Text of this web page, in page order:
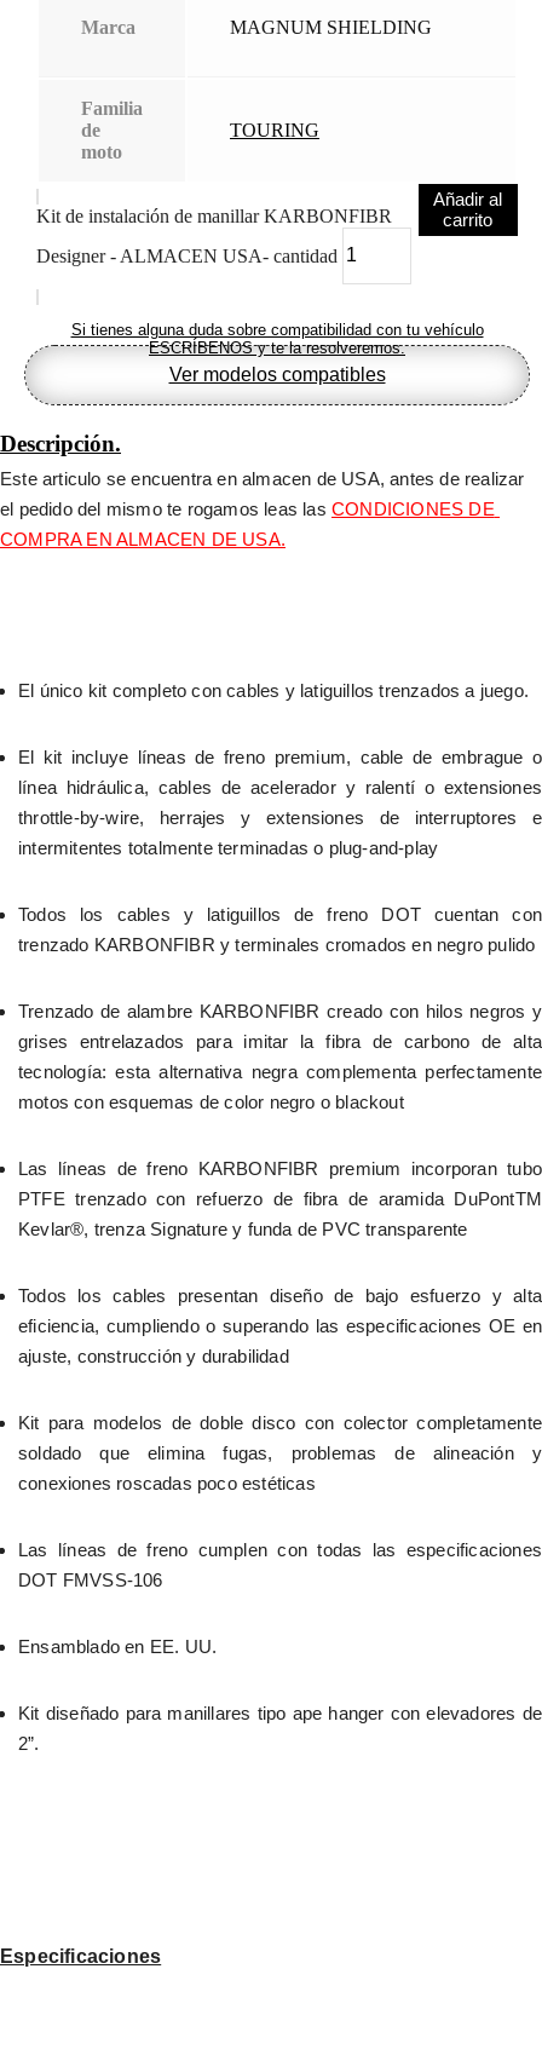
Marca MAGNUM SHIELDING
Familia
de
moto
TOURING
Kit de instalación de manillar KARBONFIBR
Designer - ALMACEN USA- cantidad
Añadir al
carrito
Si tienes alguna duda sobre compatibilidad con tu vehículo
ESCRÍBENOS y te la resolveremos.
Ver modelos compatibles
Descripción.
Este articulo se encuentra en almacen de USA, antes de realizar
el pedido del mismo te rogamos leas las CONDICIONES DE
COMPRA EN ALMACEN DE USA.
El único kit completo con cables y latiguillos trenzados a juego.
El kit incluye líneas de freno premium, cable de embrague o
línea hidráulica, cables de acelerador y ralentí o extensiones
throttle-by-wire, herrajes y extensiones de interruptores e
intermitentes totalmente terminadas o plug-and-play
Todos los cables y latiguillos de freno DOT cuentan con
trenzado KARBONFIBR y terminales cromados en negro pulido
Trenzado de alambre KARBONFIBR creado con hilos negros y
grises entrelazados para imitar la fibra de carbono de alta
tecnología: esta alternativa negra complementa perfectamente
motos con esquemas de color negro o blackout
Las líneas de freno KARBONFIBR premium incorporan tubo
PTFE trenzado con refuerzo de fibra de aramida DuPontTM
Kevlar®, trenza Signature y funda de PVC transparente
Todos los cables presentan diseño de bajo esfuerzo y alta
eficiencia, cumpliendo o superando las especificaciones OE en
ajuste, construcción y durabilidad
Kit para modelos de doble disco con colector completamente
soldado que elimina fugas, problemas de alineación y
conexiones roscadas poco estéticas
Las líneas de freno cumplen con todas las especificaciones
DOT FMVSS-106
Ensamblado en EE. UU.
Kit diseñado para manillares tipo ape hanger con elevadores de
2”.
Especificaciones